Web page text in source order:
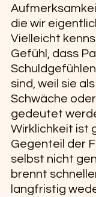
die wir
Vielleicht
Gefühl, dass
sind, weil sie
Schwäche
gedeutet
Wirklichkeit ist
Gegenteil der
selbst nicht
brennt
langfristig